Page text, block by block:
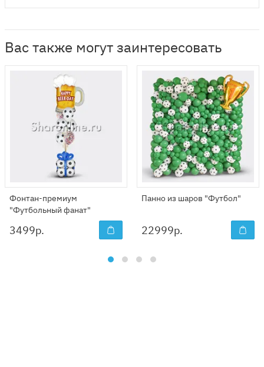
Вас также могут заинтересовать
Фонтан-премиум
"Футбольный фанат"
3499р.
Панно из шаров "Футбол"
22999р.